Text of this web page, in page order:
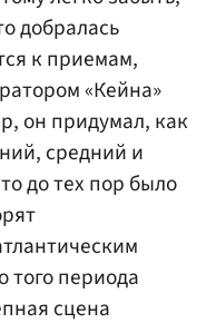
добралась
к приемам,
«Кейна»
он придумал, как
средний и
до тех пор было
того периода
сцена